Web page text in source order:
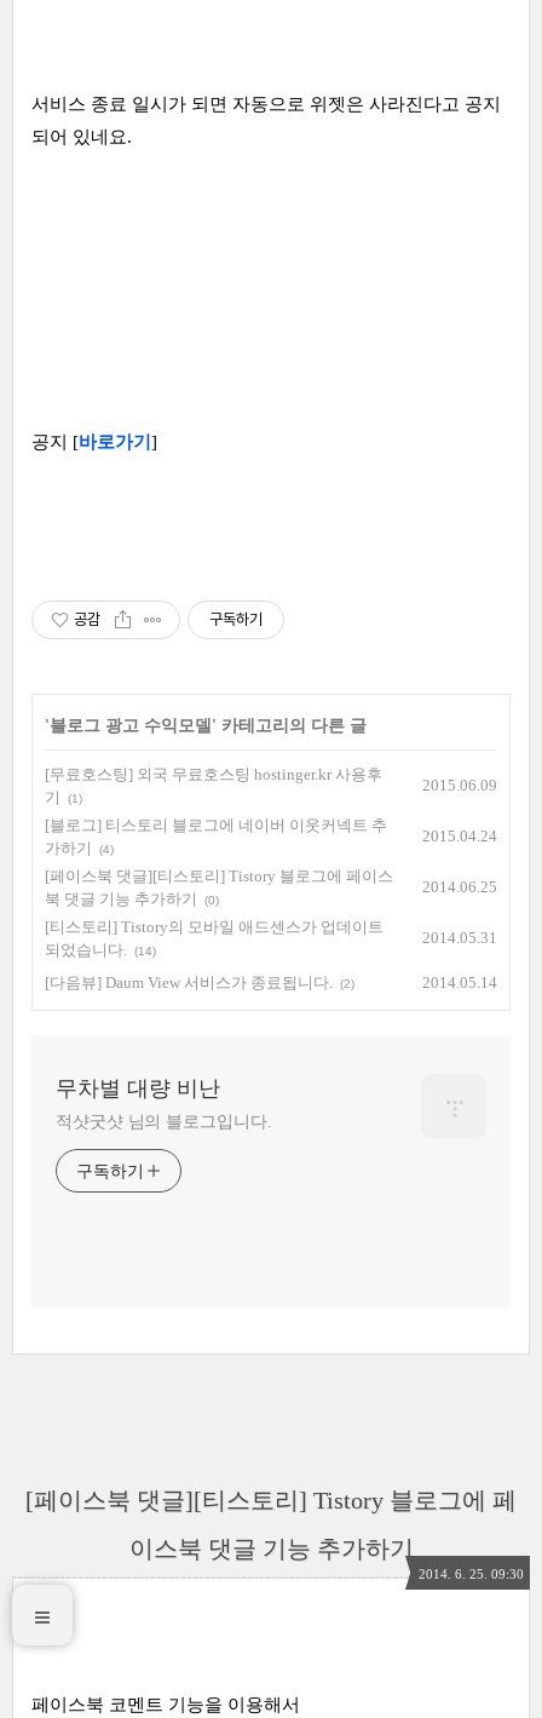
서비스 종료 일시가 되면 자동으로 위젯은 사라진다고 공지
되어 있네요.
공지 [바로가기 ]
공감 구독하기
'블로그 광고 수익모델 ' 카테고리의 다른 글
[무료호스팅] 외국 무료호스팅 hostinger.kr 사용후
기
(1)
2015.06.09
[블로그] 티스토리 블로그에 네이버 이웃커넥트 추
가하기
(4)
2015.04.24
[페이스북 댓글][티스토리] Tistory 블로그에 페이스
북 댓글 기능 추가하기
(0)
2014.06.25
[티스토리] Tistory의 모바일 애드센스가 업데이트
되었습니다.
(14)
2014.05.31
[다음뷰] Daum View 서비스가 종료됩니다. (2) 2014.05.14
무차별 대량 비난
적샷굿샷 님의 블로그입니다.
구독하기
[페이스북 댓글][티스토리] Tistory 블로그에 페
이스북 댓글 기능 추가하기
2014. 6. 25. 09:30
페이스북 코멘트 기능을 이용해서